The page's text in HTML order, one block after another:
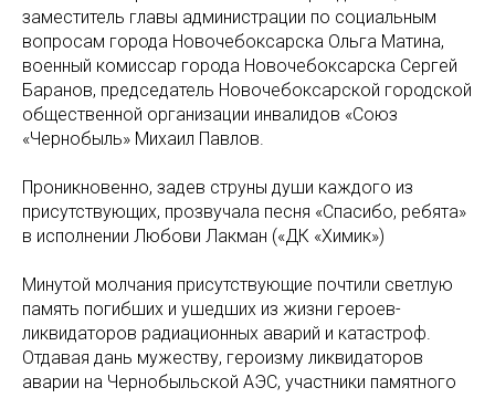
заместитель главы администрации по социальным
вопросам города Новочебоксарска Ольга Матина,
военный комиссар города Новочебоксарска Сергей
Баранов, председатель Новочебоксарской городской
общественной организации инвалидов «Союз
«Чернобыль» Михаил Павлов.
Проникновенно, задев струны души каждого из
присутствующих, прозвучала песня «Спасибо, ребята»
в исполнении Любови Лакман («ДК «Химик»)
Минутой молчания присутствующие почтили светлую
память погибших и ушедших из жизни героев-
ликвидаторов радиационных аварий и катастроф.
Отдавая дань мужеству, героизму ликвидаторов
аварии на Чернобыльской АЭС, участники памятного